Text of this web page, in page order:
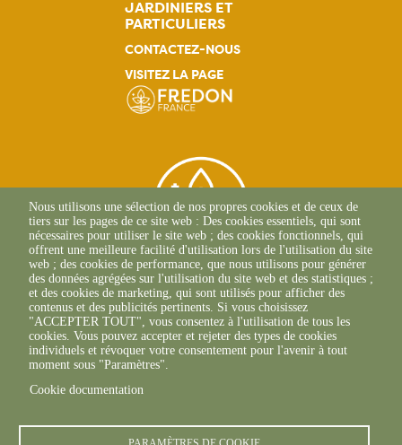
JARDINIERS ET
PARTICULIERS
CONTACTEZ-NOUS
VISITEZ LA PAGE
Route Du Lycée Agricole
Croix Rivail
97224 Ducos
+596(0)5 96 73 58 88
Nous utilisons une sélection de nos propres cookies et de ceux de
tiers sur les pages de ce site web : Des cookies essentiels, qui sont
nécessaires pour utiliser le site web ; des cookies fonctionnels, qui
offrent une meilleure facilité d'utilisation lors de l'utilisation du site
web ; des cookies de performance, que nous utilisons pour générer
des données agrégées sur l'utilisation du site web et des statistiques ;
et des cookies de marketing, qui sont utilisés pour afficher des
contenus et des publicités pertinents. Si vous choisissez
"ACCEPTER TOUT", vous consentez à l'utilisation de tous les
cookies. Vous pouvez accepter et rejeter des types de cookies
individuels et révoquer votre consentement pour l'avenir à tout
moment sous "Paramètres".
Cookie documentation